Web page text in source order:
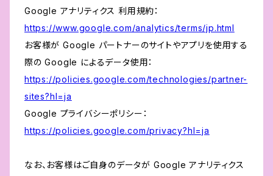
Google アナリティクス 利用規約：
https://www.google.com/analytics/terms/jp.html
お客様が Google パートナーのサイトやアプリを使用する
際の Google によるデータ使用：
https://policies.google.com/technologies/partner-
sites?hl=ja
Google プライバシーポリシー：
https://policies.google.com/privacy?hl=ja
なお、お客様はご自身のデータが Google アナリティクス